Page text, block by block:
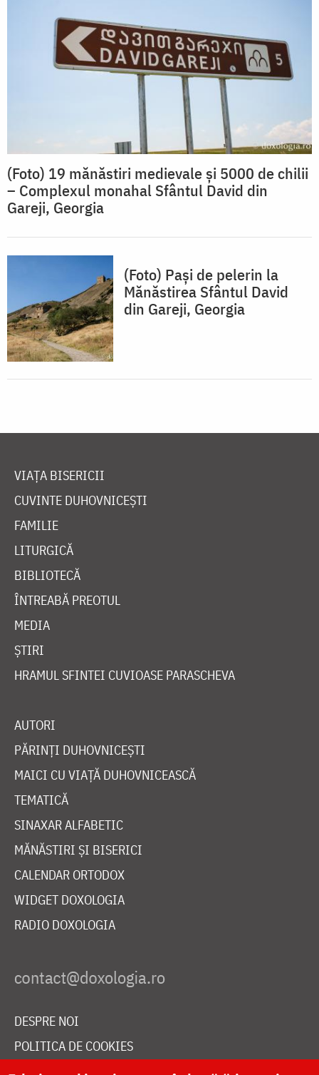
(Foto) 19 mănăstiri medievale și 5000 de chilii
– Complexul monahal Sfântul David din
Gareji, Georgia
(Foto) Pași de pelerin la
Mănăstirea Sfântul David
din Gareji, Georgia
VIAȚA BISERICII
CUVINTE DUHOVNICEȘTI
FAMILIE
LITURGICĂ
BIBLIOTECĂ
ÎNTREABĂ PREOTUL
MEDIA
ȘTIRI
HRAMUL SFINTEI CUVIOASE PARASCHEVA
AUTORI
PĂRINȚI DUHOVNICEȘTI
MAICI CU VIAȚĂ DUHOVNICEASCĂ
TEMATICĂ
SINAXAR ALFABETIC
MĂNĂSTIRI ȘI BISERICI
CALENDAR ORTODOX
WIDGET DOXOLOGIA
RADIO DOXOLOGIA
DESPRE NOI
POLITICA DE COOKIES
DONEAZĂ ONLINE PENTRU CATEDRALA NAȚIONALĂ